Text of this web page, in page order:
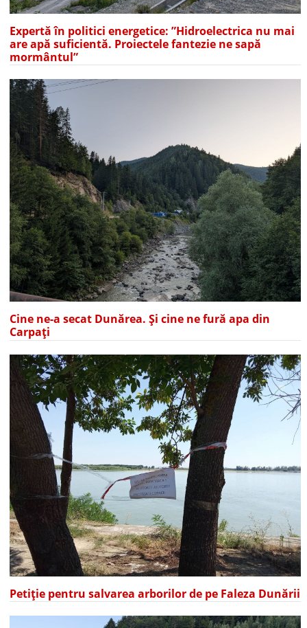
Expertă în politici energetice: ”Hidroelectrica nu mai
are apă suficientă. Proiectele fantezie ne sapă
mormântul”
Cine ne-a secat Dunărea. Și cine ne fură apa din
Carpați
Petiție pentru salvarea arborilor de pe Faleza Dunării